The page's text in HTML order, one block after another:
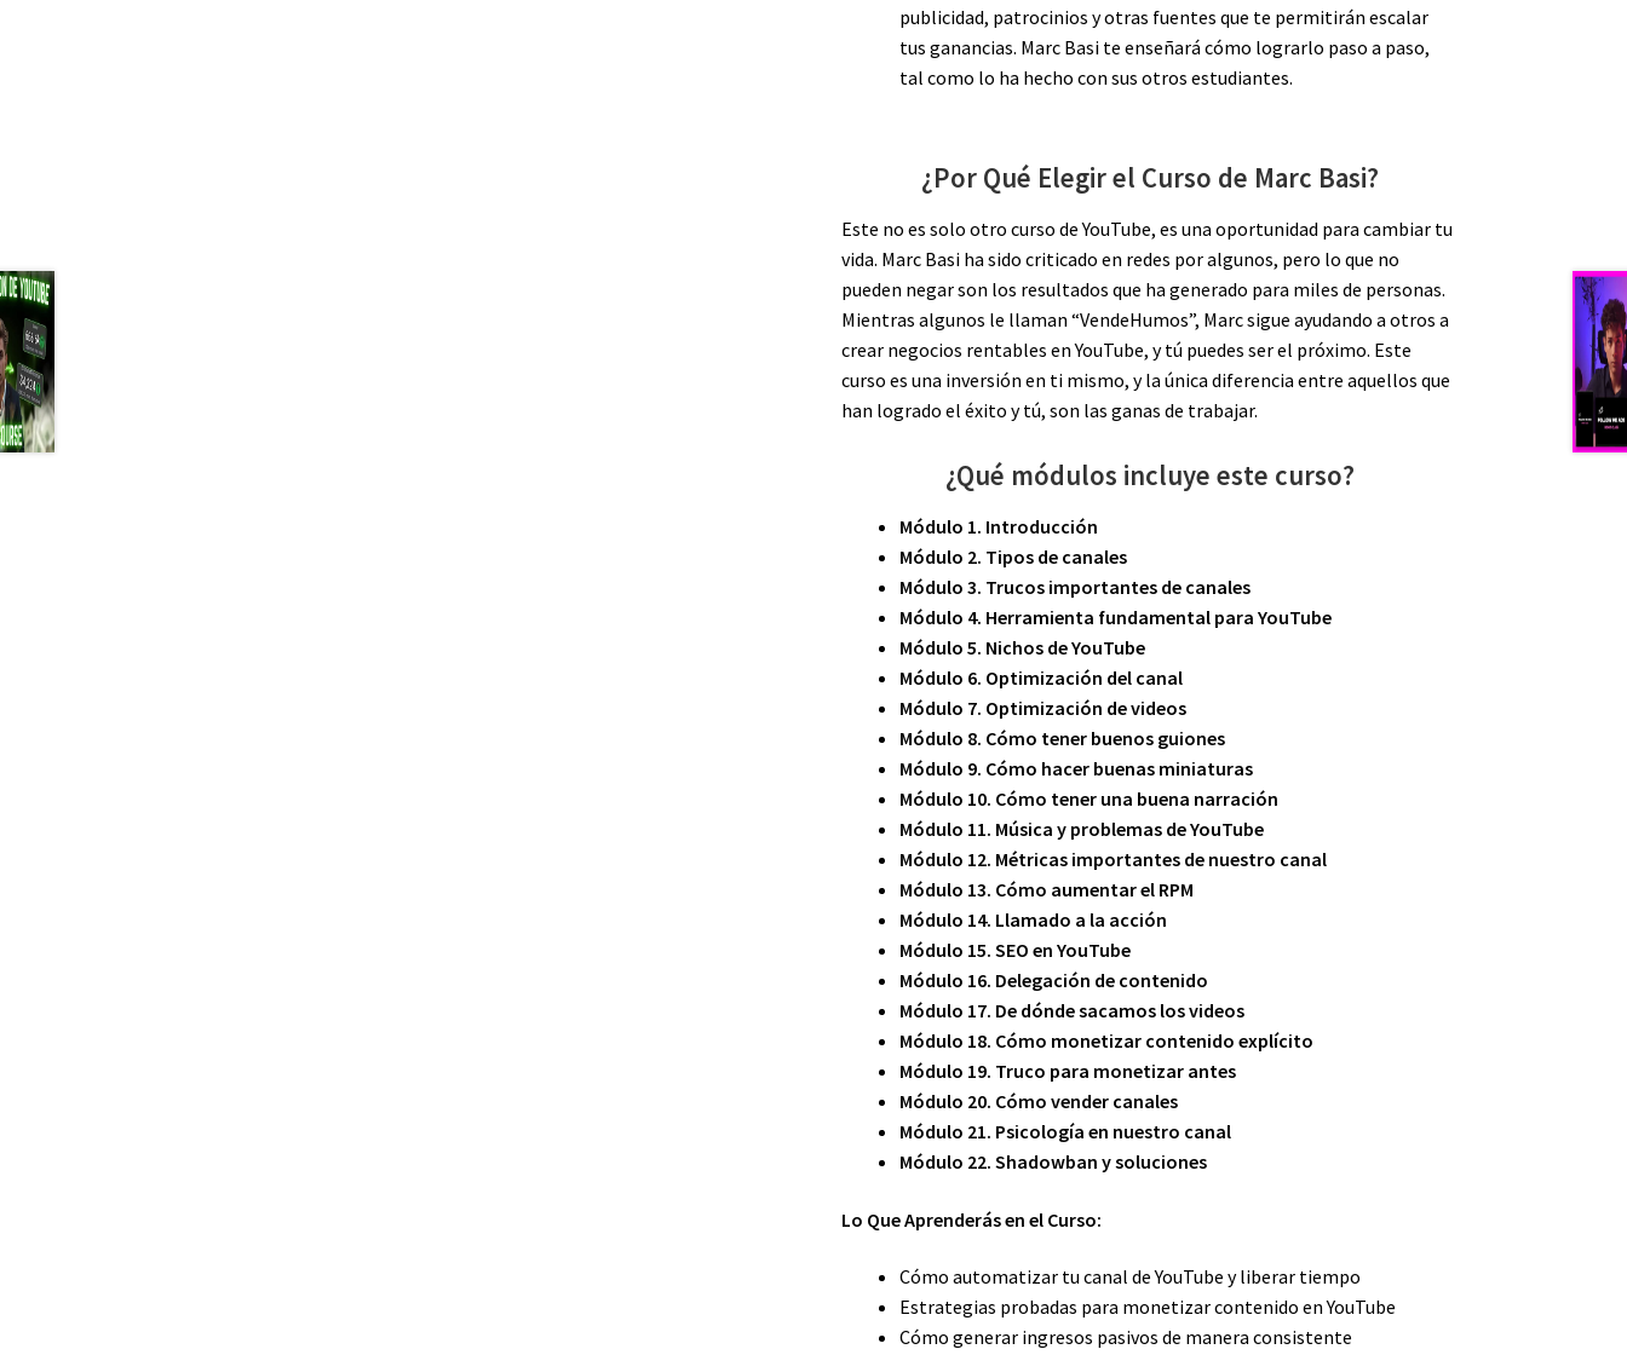
publicidad, patrocinios y otras fuentes que te permitirán escalar
tus ganancias. Marc Basi te enseñará cómo lograrlo paso a paso,
tal como lo ha hecho con sus otros estudiantes.
¿Por Qué Elegir el Curso de Marc Basi?
Este no es solo otro curso de YouTube, es una oportunidad para cambiar tu
vida. Marc Basi ha sido criticado en redes por algunos, pero lo que no
pueden negar son los resultados que ha generado para miles de personas.
Mientras algunos le llaman “VendeHumos”, Marc sigue ayudando a otros a
crear negocios rentables en YouTube, y tú puedes ser el próximo. Este
curso es una inversión en ti mismo, y la única diferencia entre aquellos que
han logrado el éxito y tú, son las ganas de trabajar.
¿Qué módulos incluye este curso?
Módulo 1. Introducción
Módulo 2. Tipos de canales
Módulo 3. Trucos importantes de canales
Módulo 4. Herramienta fundamental para YouTube
Módulo 5. Nichos de YouTube
Módulo 6. Optimización del canal
Módulo 7. Optimización de videos
Módulo 8. Cómo tener buenos guiones
Módulo 9. Cómo hacer buenas miniaturas
Módulo 10. Cómo tener una buena narración
Módulo 11. Música y problemas de YouTube
Módulo 12. Métricas importantes de nuestro canal
Módulo 13. Cómo aumentar el RPM
Módulo 14. Llamado a la acción
Módulo 15. SEO en YouTube
Módulo 16. Delegación de contenido
Módulo 17. De dónde sacamos los videos
Módulo 18. Cómo monetizar contenido explícito
Módulo 19. Truco para monetizar antes
Módulo 20. Cómo vender canales
Módulo 21. Psicología en nuestro canal
Módulo 22. Shadowban y soluciones
Lo Que Aprenderás en el Curso:
Cómo automatizar tu canal de YouTube y liberar tiempo
Estrategias probadas para monetizar contenido en YouTube
Cómo generar ingresos pasivos de manera consistente